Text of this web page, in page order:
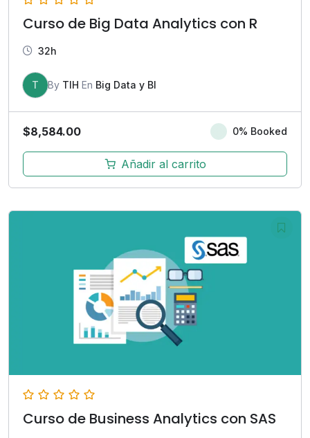
Curso de Big Data Analytics con R
32h
T By TIH En Big Data y BI
$8,584.00 0% Booked
Añadir al carrito
Curso de Business Analytics con SAS